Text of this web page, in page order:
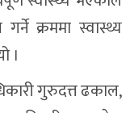
क्रममा स्वास्थ्य
।
गुरुदत्त ढकाल,